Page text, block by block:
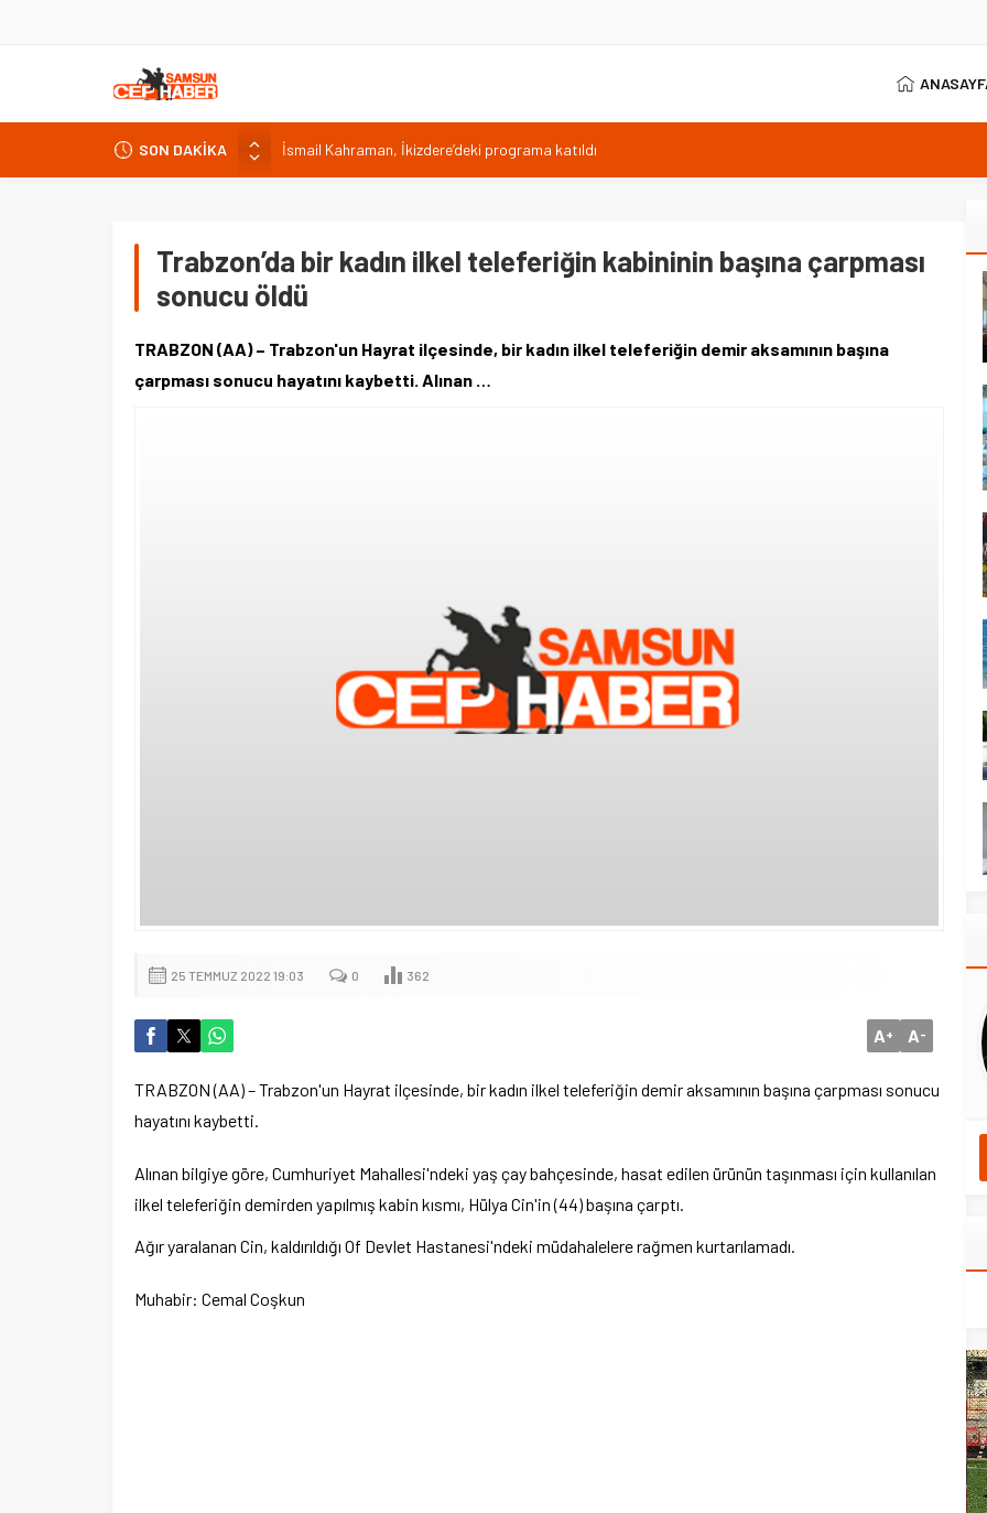
SON DAKİKA
İsmail Kahraman, İkizdere’deki programa katıldı
Malatya Havalimanı Eylülde Açılıyor, Kuzey Çevre Yolu Ekimde
Isparta’da bisiklet kupası heyecanı 371 sporcuyla sürüyor
Trabzon’da bir kadın ilkel teleferiğin kabininin başına çarpması
sonucu öldü
TRABZON (AA) – Trabzon'un Hayrat ilçesinde, bir kadın ilkel teleferiğin demir aksamının başına
çarpması sonucu hayatını kaybetti. Alınan …
25 TEMMUZ 2022 19:03 0 362
A+ A-
TRABZON (AA) – Trabzon'un Hayrat ilçesinde, bir kadın ilkel teleferiğin demir aksamının başına çarpması sonucu
hayatını kaybetti.
Alınan bilgiye göre, Cumhuriyet Mahallesi'ndeki yaş çay bahçesinde, hasat edilen ürünün taşınması için kullanılan
ilkel teleferiğin demirden yapılmış kabin kısmı, Hülya Cin'in (44) başına çarptı.
Ağır yaralanan Cin, kaldırıldığı Of Devlet Hastanesi'ndeki müdahalelere rağmen kurtarılamadı.
Muhabir: Cemal Coşkun